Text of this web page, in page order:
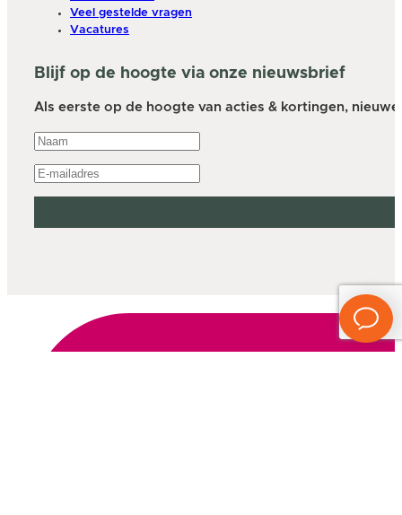
Veel gestelde vragen
Vacatures
Blijf op de hoogte via onze nieuwsbrief
Als eerste op de hoogte van acties & kortingen,